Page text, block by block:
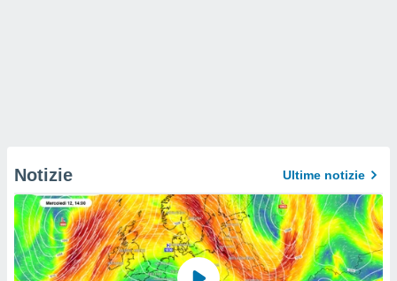
Notizie Ultime notizie